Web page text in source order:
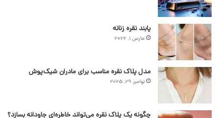
پابند نقره زنانه
مارس 1, 2026
مدل پلاک نقره مناسب برای مادران شیک‌پوش
نوامبر 29, 2025
چگونه یک پلاک نقره می‌تواند خاطره‌ای جاودانه بسازد؟